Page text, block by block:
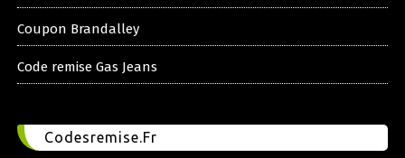
Coupon Brandalley
Code remise Gas Jeans
Codesremise.Fr